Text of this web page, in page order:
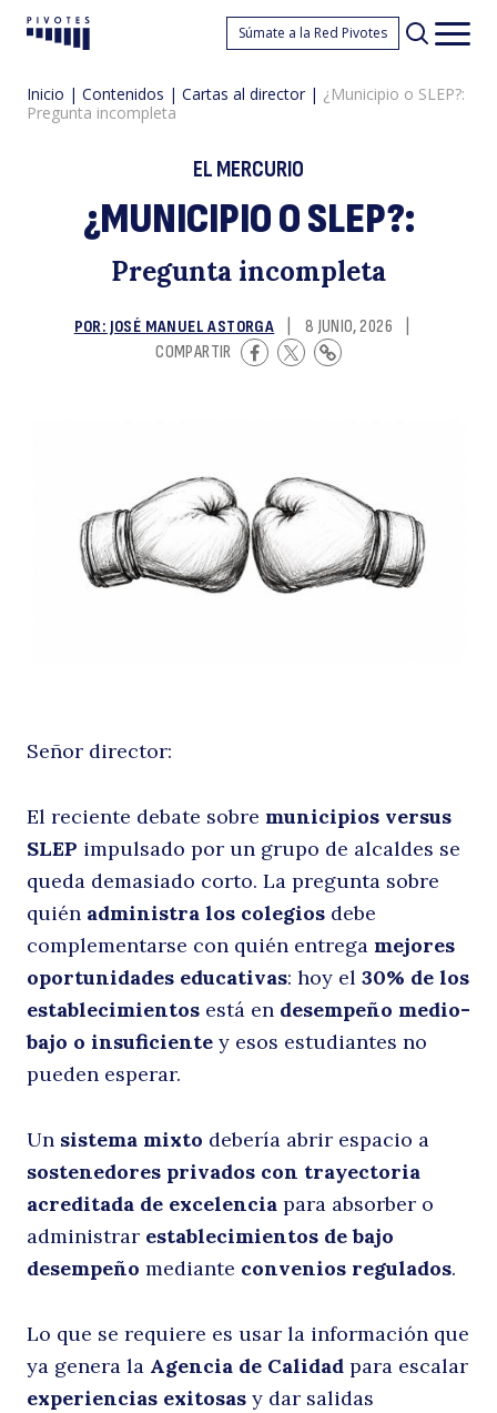
o
Pivotes Súmate a la Red Pivotes
Inicio | Contenidos | Cartas al director | ¿Municipio o SLEP?:
Pregunta incompleta
EL MERCURIO
¿MUNICIPIO O SLEP?:
Pregunta incompleta
POR: JOSÉ MANUEL ASTORGA 8 JUNIO, 2026
COMPARTIR
Señor director:
El reciente debate sobre municipios versus
SLEP impulsado por un grupo de alcaldes se
queda demasiado corto. La pregunta sobre
quién administra los colegios debe
complementarse con quién entrega mejores
oportunidades educativas: hoy el 30% de los
establecimientos está en desempeño medio-
bajo o insuficiente y esos estudiantes no
pueden esperar.
Un sistema mixto debería abrir espacio a
sostenedores privados con trayectoria
acreditada de excelencia para absorber o
administrar establecimientos de bajo
desempeño mediante convenios regulados.
Lo que se requiere es usar la información que
ya genera la Agencia de Calidad para escalar
experiencias exitosas y dar salidas